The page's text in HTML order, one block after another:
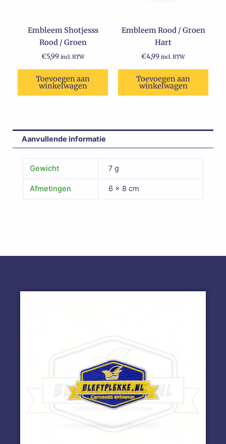
Embleem Shotjesss
Rood / Groen
€5,99 incl. BTW
Toevoegen aan
winkelwagen
Embleem Rood / Groen
Hart
€4,99 incl. BTW
Toevoegen aan
winkelwagen
Aanvullende informatie
Gewicht 7 g
Afmetingen 6 × 8 cm